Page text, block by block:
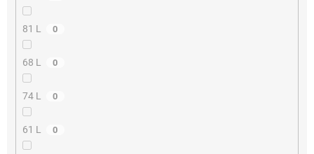
81 L 0
68 L 0
74 L 0
61 L 0